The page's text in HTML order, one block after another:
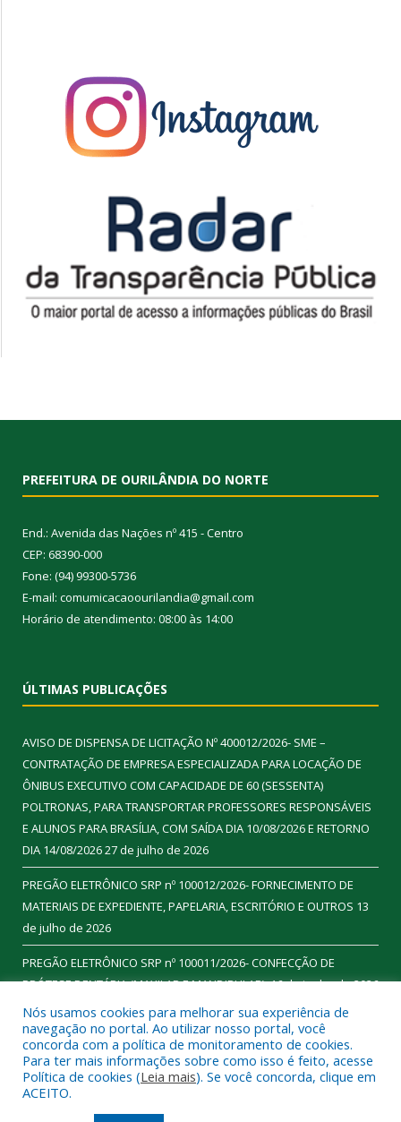
PREFEITURA DE OURILÂNDIA DO NORTE
End.: Avenida das Nações nº 415 - Centro
CEP: 68390-000
Fone: (94) 99300-5736
E-mail: comumicacaoourilandia@gmail.com
Horário de atendimento: 08:00 às 14:00
ÚLTIMAS PUBLICAÇÕES
AVISO DE DISPENSA DE LICITAÇÃO Nº 400012/2026- SME –
CONTRATAÇÃO DE EMPRESA ESPECIALIZADA PARA LOCAÇÃO DE
ÔNIBUS EXECUTIVO COM CAPACIDADE DE 60 (SESSENTA)
POLTRONAS, PARA TRANSPORTAR PROFESSORES RESPONSÁVEIS
E ALUNOS PARA BRASÍLIA, COM SAÍDA DIA 10/08/2026 E RETORNO
DIA 14/08/202627 de julho de 2026
PREGÃO ELETRÔNICO SRP nº 100012/2026- FORNECIMENTO DE
MATERIAIS DE EXPEDIENTE, PAPELARIA, ESCRITÓRIO E OUTROS 13
de julho de 2026
PREGÃO ELETRÔNICO SRP nº 100011/2026- CONFECÇÃO DE
PRÓTESE DENTÁRIA (MAXILAR E MANDIBULAR).16 de junho de 2026
Todos os direitos reservados a Prefeitura Municipal de
Ourilândia do Norte.
Nós usamos cookies para melhorar sua experiência de
navegação no portal. Ao utilizar nosso portal, você
concorda com a política de monitoramento de cookies.
Para ter mais informações sobre como isso é feito, acesse
Política de cookies (Leia mais). Se você concorda, clique em
ACEITO.